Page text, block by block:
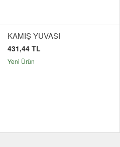
KAMIŞ YUVASI
431,44 TL
Yeni Ürün